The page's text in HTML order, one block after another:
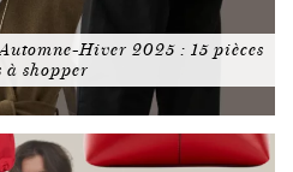
Hiver 2025 : 15 pièces
à shopper